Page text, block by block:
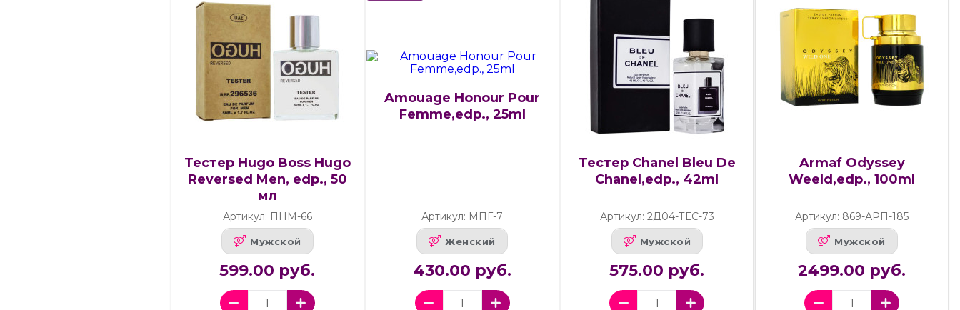
Тестер Hugo Boss Hugo
Reversed Men, edp., 50
мл
Артикул: ПНМ-66
Мужской
599.00 руб.
Amouage Honour Pour
Femme,edp., 25ml
Артикул: МПГ-7
Женский
430.00 руб.
Тестер Chanel Bleu De
Chanel,edp., 42ml
Артикул: 2Д04-ТЕС-73
Мужской
575.00 руб.
Armaf Odyssey
Weeld,edp., 100ml
Артикул: 869-АРП-185
Мужской
2499.00 руб.